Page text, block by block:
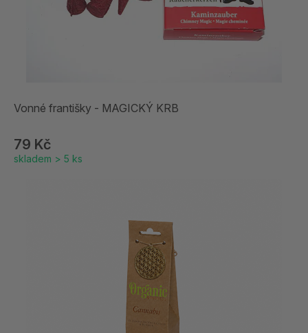
Vonné františky - MAGICKÝ KRB
79 Kč
skladem > 5 ks